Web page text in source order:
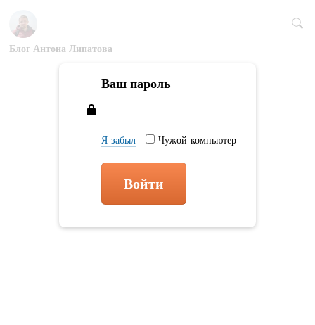
Ваш пароль
Я забыл Чужой компьютер
Войти
Блог Антона Липатова